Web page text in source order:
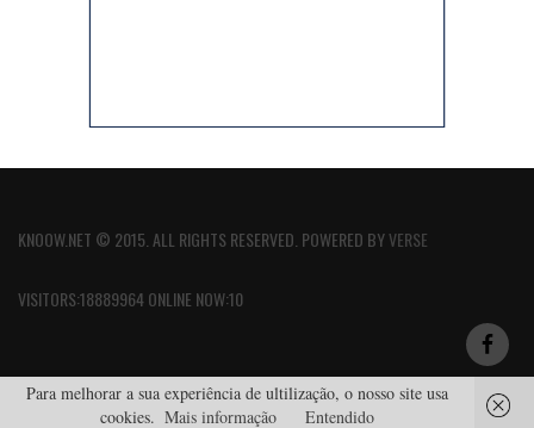
KNOOW.NET © 2015. ALL RIGHTS RESERVED. POWERED BYVERSE
VISITORS:18889964 ONLINE NOW:10
Para melhorar a sua experiência de ultilização, o nosso site usa
cookies. Mais informação Entendido